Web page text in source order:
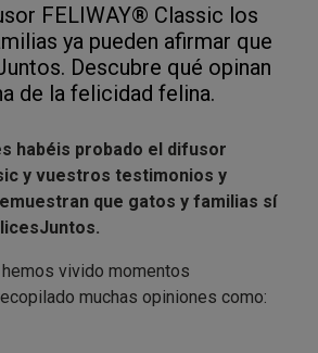
FELIWAY® Classic los
ya pueden afirmar que
Descubre qué opinan
de la felicidad felina.
habéis probado el difusor
y vuestros testimonios y
que gatos y familias sí
hemos vivido momentos
muchas opiniones como: